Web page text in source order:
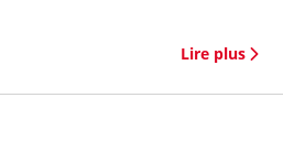
Lire plus